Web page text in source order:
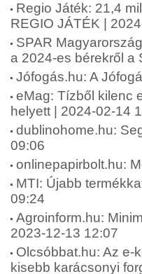
Regio Játék: 21,4
REGIO JÁTÉK |
SPAR
a 2024-es bérekről a
Jófogás.hu: A
eMag: Tízből kilenc
helyett | 2024-02-14
dublinohome.hu:
09:06
onlinepapirbolt.hu:
MTI: Újabb
09:24
Agroinform.hu:
2023-12-13 12:07
Olcsóbbat.hu: Az e-
kisebb karácsonyi